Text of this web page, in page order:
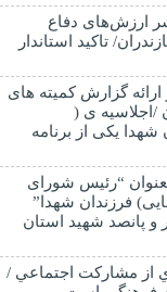
ارزش‌های دفاع
تاکید استاندار
گزارش کمیته های
/اجلاسیه ی (
یکی از برنامه
“رئیس شورای
فرزندان شهدا”
و پانصد شهید استان
از مشاركت اجتماعي /